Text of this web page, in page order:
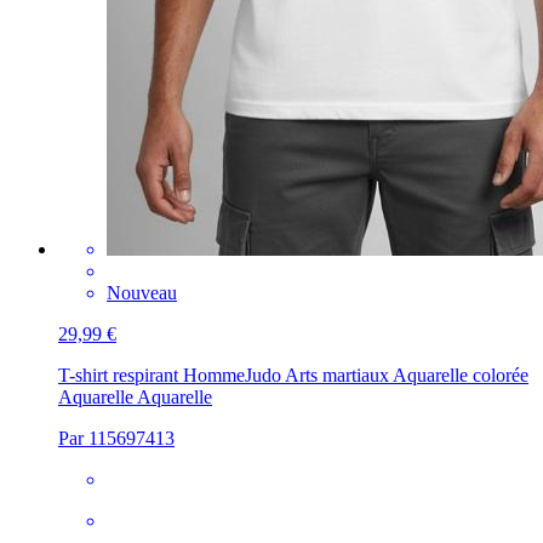
Nouveau
29,99 €
T-shirt respirant HommeJudo Arts martiaux Aquarelle colorée
Aquarelle Aquarelle
Par 115697413